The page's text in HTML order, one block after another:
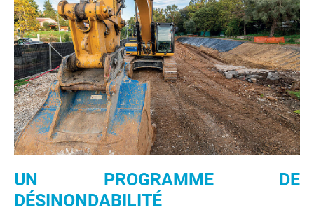
UN PROGRAMME DE
DÉSINONDABILITÉ